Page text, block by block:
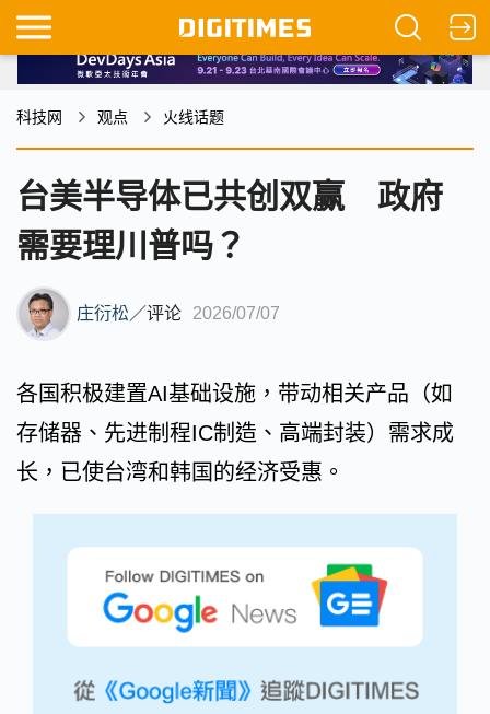
科技网 观点 火线话题
台美半导体已共创双赢 政府
需要理川普吗？
庄衍松／评论 2026/07/07
各国积极建置AI基础设施，带动相关产品（如
存储器、先进制程IC制造、高端封装）需求成
长，已使台湾和韩国的经济受惠。